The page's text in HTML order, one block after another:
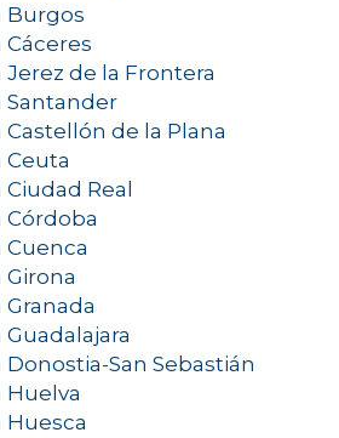
Burgos
de la Frontera
Santander
de la Plana
Ceuta
Real
Córdoba
San Sebastián
Huelva
Huesca